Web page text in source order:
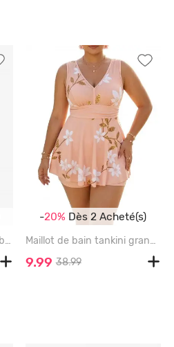
Maillot de bain tankini rembourré froncé à imprimé de crânes de roses gothiques grandes tailles - DEEP GREEN - 1X | US 14-16
-20% Dès 2 Acheté(s)
Maillot de bain tankini grande taille à imprimé fleurs, feuilles et branches, coupe shorty - LIGHT ORANGE - 2X | US 18-20
9.99 38.99